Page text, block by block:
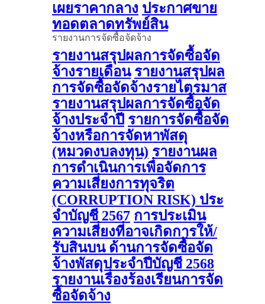
เผยราคากลาง ประกาศขาย
ทอดตลาดทรัพย์สิน
รายงานการจัดซื้อจัดจ้าง
รายงานสรุปผลการจัดซื้อจัด
จ้างรายเดือน รายงานสรุปผล
การจัดซื้อจัดจ้างรายไตรมาส
รายงานสรุปผลการจัดซื้อจัด
จ้างประจำปี รายการจัดซื้อจัด
จ้างหรือการจัดหาพัสดุ
(หมวดงบลงทุน) รายงานผล
การดําเนินการเพื่อจัดการ
ความเสี่ยงการทุจริต
(CORRUPTION RISK) ประ
จําบัญชี 2567 การประเมิน
ความเสี่ยงที่อาจเกิดการให้/
รับสินบน ด้านการจัดซื้อจัด
จ้างพัสดุประจําปีบัญชี 2568
รายงานเรื่องร้องเรียนการจัด
ซื้อจัดจ้าง